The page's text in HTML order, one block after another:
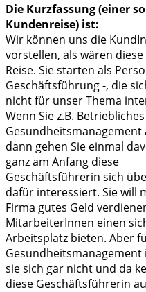
Die Kurzfassung (einer
Kundenreise) ist:
Wir können uns die
vorstellen, als wären
Reise. Sie starten als
Geschäftsführung -, die
nicht für unser Thema
Wenn Sie z.B. Betriebliches
Gesundheitsmanagement
dann gehen Sie einmal
ganz am Anfang diese
Geschäftsführerin sich
dafür interessiert. Sie will
Firma gutes Geld
MitarbeiterInnen einen
Arbeitsplatz bieten. Aber
sie sich gar nicht und da
diese Geschäftsführerin